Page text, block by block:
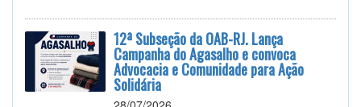
12ª Subseção da OAB-RJ. Lança
Campanha do Agasalho e convoca
Advocacia e Comunidade para Ação
Solidária